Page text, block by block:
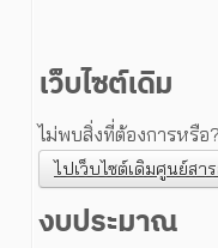
เว็บไซต์เดิม
ไม่พบสิ่งที่ต้องการหรือ?
ไปเว็บไซต์เดิมศูนย์สา
งบประมาณ